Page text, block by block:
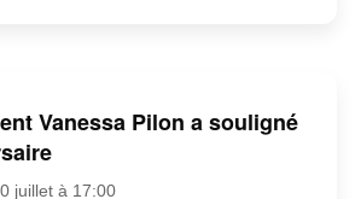
Vanessa Pilon a souligné
juillet à 17:00